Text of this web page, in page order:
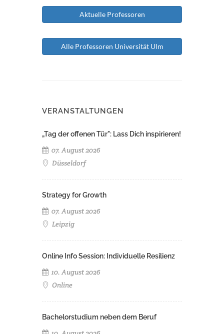
Aktuelle Professoren
Alle Professoren Universität Ulm
VERANSTALTUNGEN
„Tag der offenen Tür": Lass Dich inspirieren!
07. August 2026
Düsseldorf
Strategy for Growth
07. August 2026
Leipzig
Online Info Session: Individuelle Resilienz
10. August 2026
Online
Bachelorstudium neben dem Beruf